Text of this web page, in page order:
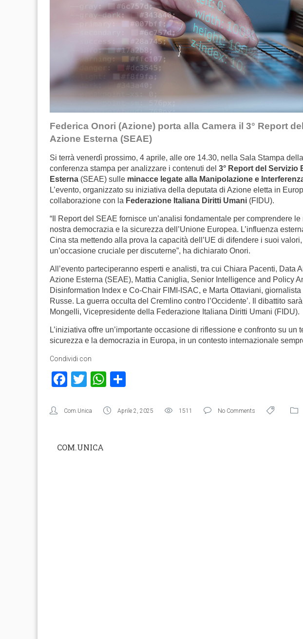
Federica Onori (Azione) porta alla Camera il 3° Report
Azione Esterna (SEAE)
Si terrà venerdì prossimo, 4 aprile, alle ore 14.30, nella Sala Stampa della
conferenza stampa per analizzare i contenuti del 3° Report del Servizio
Esterna (SEAE) sulle minacce legate alla Manipolazione e
L’evento, organizzato su iniziativa della deputata di Azione eletta in
collaborazione con la Federazione Italiana Diritti Umani (FIDU).
“Il Report del SEAE fornisce un’analisi fondamentale per comprendere
nostra democrazia e la sicurezza dell’Unione Europea. L’influenza
Cina sta mettendo alla prova la capacità dell’UE di difendere i suoi
un’occasione cruciale per discuterne”, ha dichiarato Onori.
All’evento parteciperanno esperti e analisti, tra cui Chiara Pacenti, Data
Azione Esterna (SEAE), Mattia Caniglia, Senior Intelligence and Policy
Disinformation Index e Co-Chair FIMI-ISAC, e Marta Ottaviani,
Russe. La guerra occulta del Cremlino contro l’Occidente’. Il dibattito
Mongelli, Vicepresidente della Federazione Italiana Diritti Umani (FIDU).
L’iniziativa offre un’importante occasione di riflessione e confronto su un
sicurezza e la democrazia in Europa, in un contesto internazionale
Condividi con
Facebook
TwitterWhatsApp
Com.Unica Aprile 2, 2025 1511 No Comments
COM.UNICA